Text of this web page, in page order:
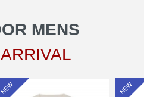
MENS
NEW NEW